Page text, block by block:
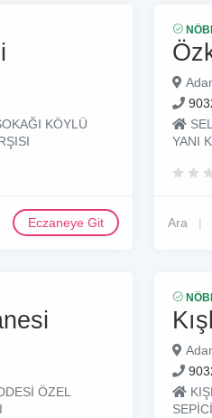
KÖYLÜ
Eczaneye Git
YANI
Ara
ÖZEL